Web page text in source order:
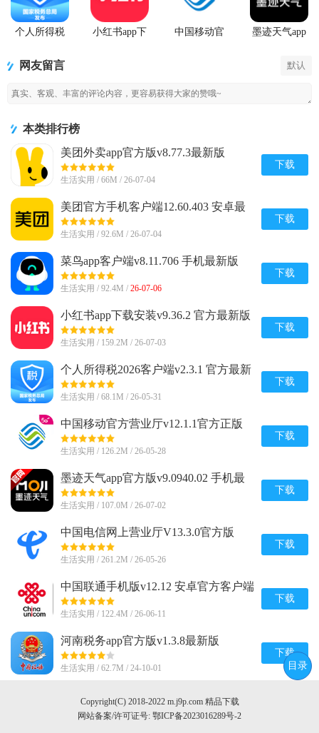
个人所得税
小红书app下
中国移动官
墨迹天气app
网友留言 默认
本类排行榜
美团外卖app官方版v8.77.3最新版
生活实用 / 66M / 26-07-04
下载
美团官方手机客户端12.60.403 安卓最
新版
生活实用 / 92.6M / 26-07-04
下载
菜鸟app客户端v8.11.706 手机最新版
生活实用 / 92.4M / 26-07-06
下载
小红书app下载安装v9.36.2 官方最新版
生活实用 / 159.2M / 26-07-03
下载
个人所得税2026客户端v2.3.1 官方最新
版
生活实用 / 68.1M / 26-05-31
下载
中国移动官方营业厅v12.1.1官方正版
生活实用 / 126.2M / 26-05-28
下载
墨迹天气app官方版v9.0940.02 手机最
新版
生活实用 / 107.0M / 26-07-02
下载
中国电信网上营业厅V13.3.0官方版
生活实用 / 261.2M / 26-05-26
下载
中国联通手机版v12.12 安卓官方客户端
生活实用 / 122.4M / 26-06-11
下载
河南税务app官方版v1.3.8最新版
生活实用 / 62.7M / 24-10-01
下载
Copyright(C) 2018-2022 m.j9p.com 精品下载
网站备案/许可证号: 鄂ICP备2023016289号-2
目录